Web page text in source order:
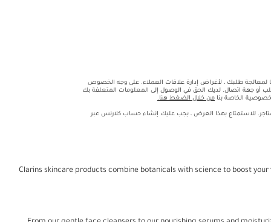
لمعالجة طلبك ، لأغراض إدارة علاقات العملاء. على وجه الخصوص
أو جهة اتصال. لديك الحق في الوصول إلى المعلومات المتعلقة بك
الخاصة بنا من خلال الضغط هنا.
للاستمتاع بهذا العرض ، يجب عليك إنشاء حساب كلارنس عبر
Clarins skincare products combine botanicals with science to boost